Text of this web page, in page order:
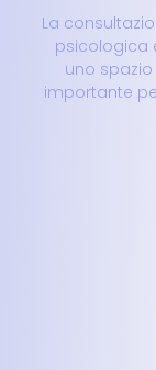
La
psicologica
uno spazio
importante